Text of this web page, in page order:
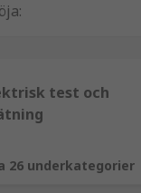
test och
26 underkategorier